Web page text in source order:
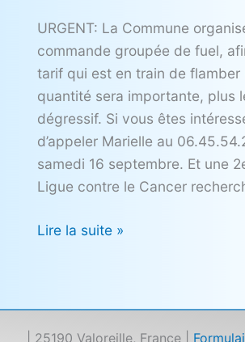
URGENT: La Commune
commande groupée de fuel,
tarif qui est en train de flamber
quantité sera importante, plus
dégressif. Si vous êtes
d’appeler Marielle au
samedi 16 septembre. Et une
Ligue contre le Cancer
Lire la suite »
| 25190 Valoreille, France |